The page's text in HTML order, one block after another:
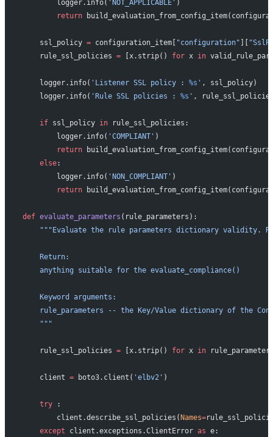
        logger.info(
'NOT_APPLICABLE' )
        return
    ssl_policy
= configuration_item[ "configuration"
    rule_ssl_policies
= [x.strip() for x in
    logger.info(
'Listener SSL policy : %s ' , ssl_policy)
    logger.info(
'Rule SSL policies : %s ' ,
    if
ssl_policy in rule_ssl_policies:
        logger.info(
'COMPLIANT' )
        return
    else
:
        logger.info(
'NON_COMPLIANT' )
        return
def evaluate_parameters (rule_parameters):
"""Evaluate the rule parameters dictionary validity.
    Return:
    anything suitable for the evaluate_compliance()
    Keyword arguments:
rule_parameters -- the Key/Value dictionary of the
    """
    rule_ssl_policies
= [x.strip() for x in
    client
= boto3.client( 'elbv2' )
    try
:
        client.describe_ssl_policies(
Names=
    except
client.exceptions.ClientError as e: